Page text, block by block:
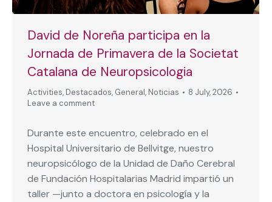
David de Noreña participa en la
Jornada de Primavera de la Societat
Catalana de Neuropsicologia
Activities, Destacados, General, Noticias
8 July, 2026
Leave a comment
Durante este encuentro, celebrado en el
Hospital Universitario de Bellvitge, nuestro
neuropsicólogo de la Unidad de Daño Cerebral
de Fundación Hospitalarias Madrid impartió un
taller —junto a doctora en psicología y la